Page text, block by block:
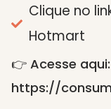
Clique no
Hotmart
👉 Acesse aqui:
https://